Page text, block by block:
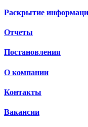
Раскрытие
Отчеты
Постановления
О компании
Контакты
Вакансии